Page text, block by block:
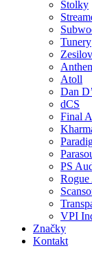
Stolky
Tunery
Atoll
Dan
dCS
Final
PS
VPI
Značky
Kontakt